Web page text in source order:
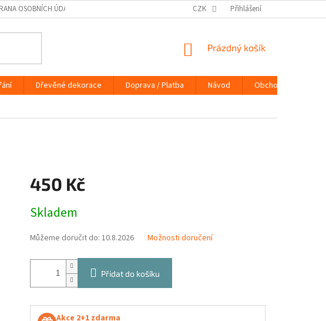
OSOBNÍCH ÚDAJŮ NÁVOD KONTAKTY
CZK Přihlášení
NÁKUPNÍ
Prázdný košík
Dřevěné dekorace Doprava / Platba Návod
Obchodní podmínky
450 Kč
cena:
Skladem
Můžeme doručit do: 10.8.2026 Možnosti doručení
Přidat do košíku
Akce 2+1 zdarma